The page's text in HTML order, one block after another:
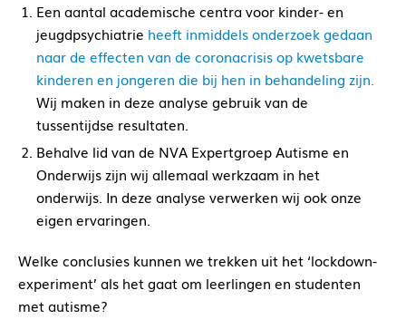
Een aantal academische centra voor kinder- en
jeugdpsychiatrie heeft inmiddels onderzoek gedaan
naar de effecten van de coronacrisis op kwetsbare
kinderen en jongeren die bij hen in behandeling zijn.
Wij maken in deze analyse gebruik van de
tussentijdse resultaten.
Behalve lid van de NVA Expertgroep Autisme en
Onderwijs zijn wij allemaal werkzaam in het
onderwijs. In deze analyse verwerken wij ook onze
eigen ervaringen.
Welke conclusies kunnen we trekken uit het ‘lockdown-
experiment’ als het gaat om leerlingen en studenten
met autisme?